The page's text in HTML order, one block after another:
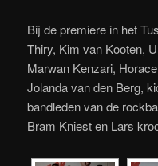
Bij de premiere in het
Thiry, Kim van Kooten,
Marwan Kenzari,
Jolanda van den Berg,
bandleden van de
Bram Kniest en Lars